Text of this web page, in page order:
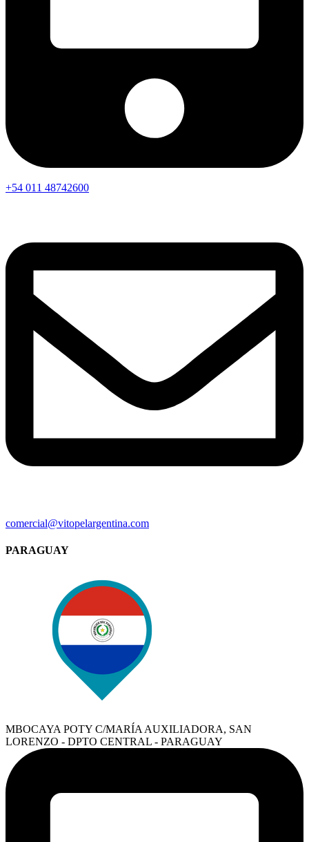
+54 011 48742600​
comercial@vitopelargentina.com​
PARAGUAY
MBOCAYA POTY C/MARÍA AUXILIADORA, SAN
LORENZO - DPTO CENTRAL - PARAGUAY